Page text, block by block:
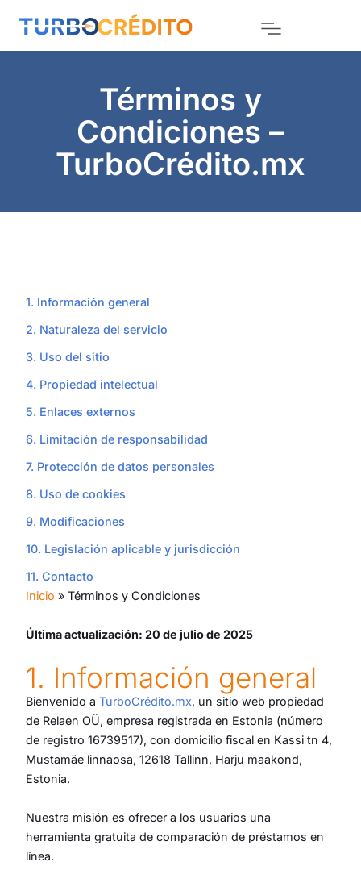
Términos y
Condiciones –
TurboCrédito.mx
1. Información general
2. Naturaleza del servicio
3. Uso del sitio
4. Propiedad intelectual
5. Enlaces externos
6. Limitación de responsabilidad
7. Protección de datos personales
8. Uso de cookies
9. Modificaciones
10. Legislación aplicable y jurisdicción
11. Contacto
Inicio » Términos y Condiciones
Última actualización: 20 de julio de 2025
1. Información general
Bienvenido a TurboCrédito.mx, un sitio web propiedad
de Relaen OÜ, empresa registrada en Estonia (número
de registro 16739517), con domicilio fiscal en Kassi tn 4,
Mustamäe linnaosa, 12618 Tallinn, Harju maakond,
Estonia.
Nuestra misión es ofrecer a los usuarios una
herramienta gratuita de comparación de préstamos en
línea.